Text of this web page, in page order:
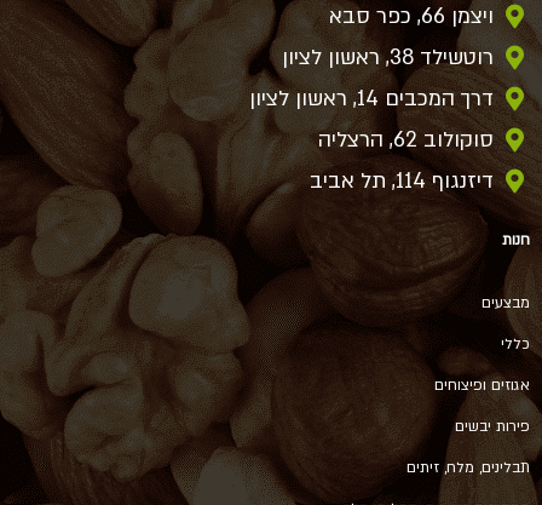
ויצמן 66, כפר סבא
רוטשילד 38, ראשון לציון
דרך המכבים 14, ראשון לציון
סוקולוב 62, הרצליה
דיזנגוף 114, תל אביב
חנות
מבצעים
כללי
אגוזים ופיצוחים
פירות יבשים
תבלינים, מלח, זיתים